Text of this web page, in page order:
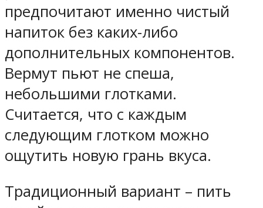
предпочитают именно чистый
напиток без каких-либо
дополнительных компонентов.
Вермут пьют не спеша,
небольшими глотками.
Считается, что с каждым
следующим глотком можно
ощутить новую грань вкуса.
Традиционный вариант – пить